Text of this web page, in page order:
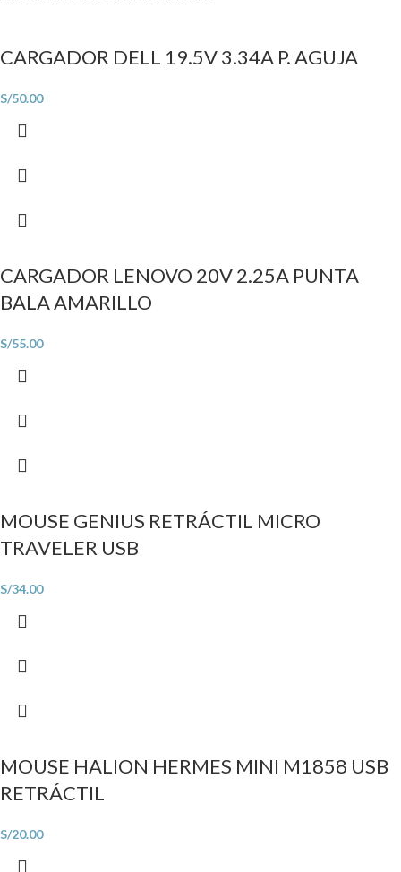
CARGADOR DELL 19.5V 3.34A P. AGUJA
S/50.00
CARGADOR LENOVO 20V 2.25A PUNTA
BALA AMARILLO
S/55.00
MOUSE GENIUS RETRÁCTIL MICRO
TRAVELER USB
S/34.00
MOUSE HALION HERMES MINI M1858 USB
RETRÁCTIL
S/20.00